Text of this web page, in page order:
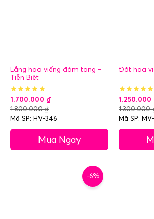
Lẵng hoa viếng đám tang –
Tiễn Biệt
1.700.000 ₫
1.800.000₫
Mã SP: HV-346
Mua Ngay
Đặt hoa
1.250.000
1.300.000
Mã SP:
-6%